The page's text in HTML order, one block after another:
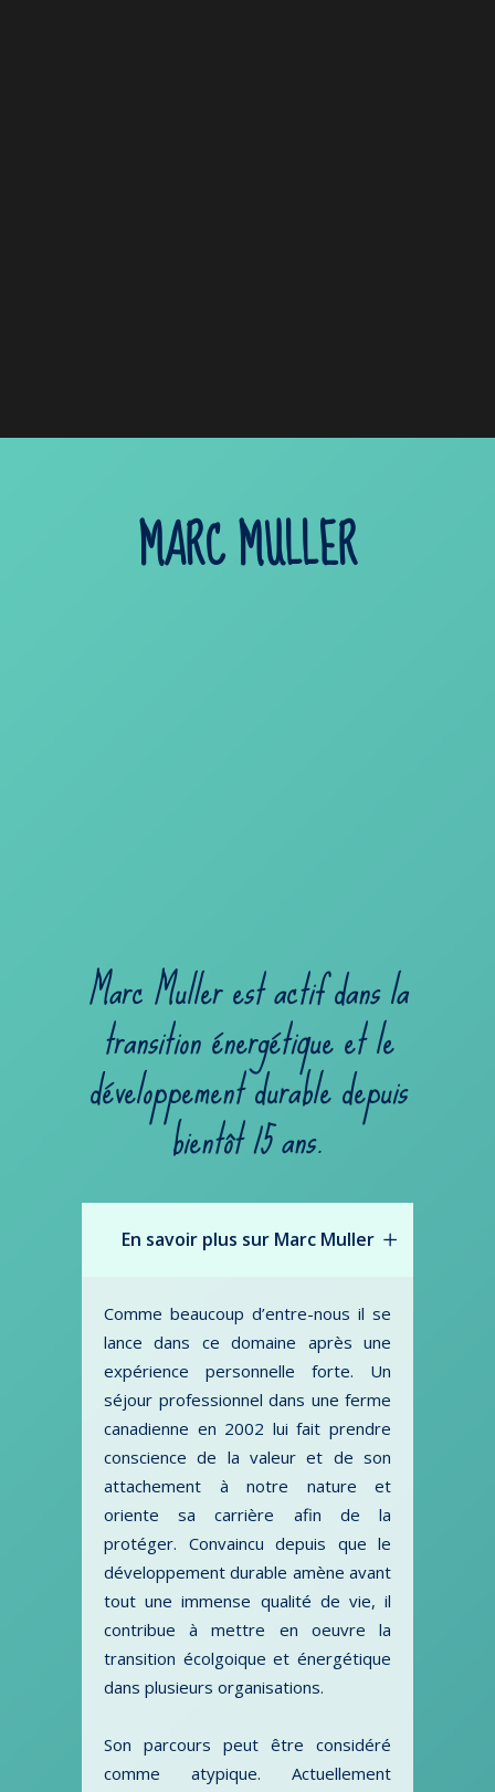
MARC MULLER
Marc Muller est actif dans la
transition énergétique et le
développement durable depuis
bientôt 15 ans.
En savoir plus sur Marc Muller
Comme beaucoup d’entre-nous il se
lance dans ce domaine après une
expérience personnelle forte. Un
séjour professionnel dans une ferme
canadienne en 2002 lui fait prendre
conscience de la valeur et de son
attachement à notre nature et
oriente sa carrière afin de la
protéger. Convaincu depuis que le
développement durable amène avant
tout une immense qualité de vie, il
contribue à mettre en oeuvre la
transition écolgoique et énergétique
dans plusieurs organisations.
Son parcours peut être considéré
comme atypique. Actuellement